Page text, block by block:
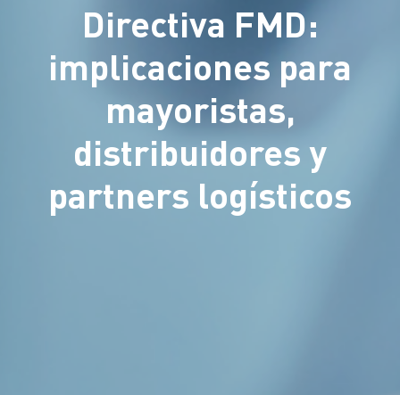
Directiva FMD:
implicaciones para
mayoristas,
distribuidores y
partners logísticos